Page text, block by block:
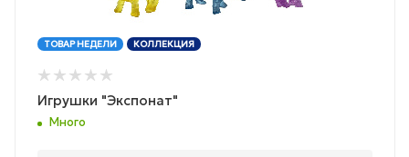
ТОВАР НЕДЕЛИ КОЛЛЕКЦИЯ
Игрушки "Экспонат"
Много